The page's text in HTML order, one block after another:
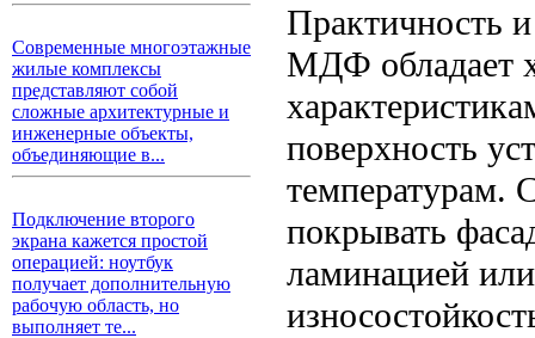
Современные многоэтажные
жилые комплексы
представляют собой
сложные архитектурные и
инженерные объекты,
объединяющие в...
Подключение второго
экрана кажется простой
операцией: ноутбук
получает дополнительную
рабочую область, но
выполняет те...
Практичность
МДФ обладает
поверхность
температурам.
покрывать
ламинацией